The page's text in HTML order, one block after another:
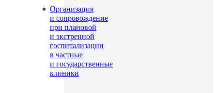
Организация
и сопровождение
при плановой
и экстренной
госпитализации
в частные
и государственные
клиники